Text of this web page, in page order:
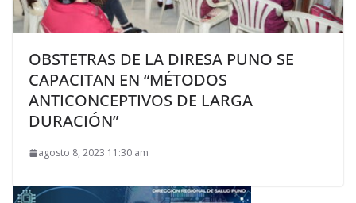
OBSTETRAS DE LA DIRESA PUNO SE
CAPACITAN EN “MÉTODOS
ANTICONCEPTIVOS DE LARGA
DURACIÓN”
agosto 8, 2023 11:30 am